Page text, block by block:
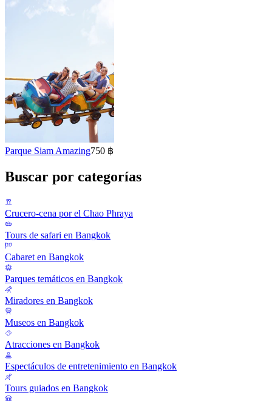
Parque Siam Amazing750 ฿
Buscar por categorías
Crucero-cena por el Chao Phraya
Tours de safari en Bangkok
Cabaret en Bangkok
Parques temáticos en Bangkok
Miradores en Bangkok
Museos en Bangkok
Atracciones en Bangkok
Espectáculos de entretenimiento en Bangkok
Tours guiados en Bangkok